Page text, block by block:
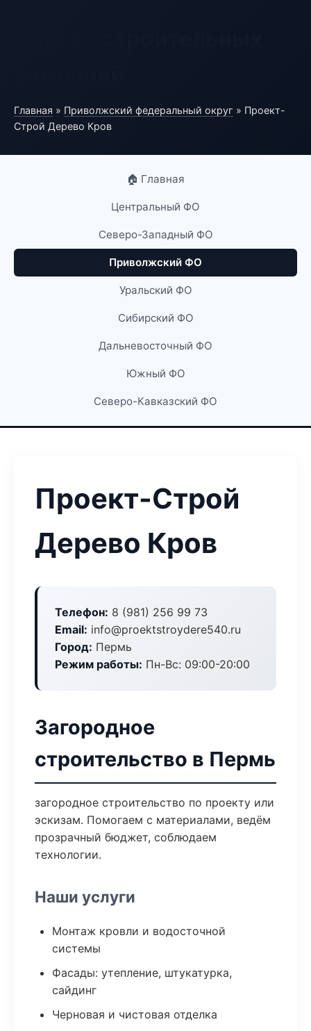
Главная » Приволжский федеральный округ » Проект-
Строй Дерево Кров
🏠 Главная
Центральный ФО
Северо-Западный ФО
Приволжский ФО
Уральский ФО
Сибирский ФО
Дальневосточный ФО
Южный ФО
Северо-Кавказский ФО
Проект-Строй
Дерево Кров
Телефон: 8 (981) 256 99 73
Email: info@proektstroydere540.ru
Город: Пермь
Режим работы: Пн-Вс: 09:00-20:00
Загородное
строительство в Пермь
загородное строительство по проекту или
эскизам. Помогаем с материалами, ведём
прозрачный бюджет, соблюдаем
технологии.
Наши услуги
Монтаж кровли и водосточной
системы
Фасады: утепление, штукатурка,
сайдинг
Черновая и чистовая отделка